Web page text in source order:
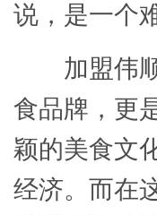
说，是一个
加盟伟顺
食品牌，更
颖的美食文
经济。而在